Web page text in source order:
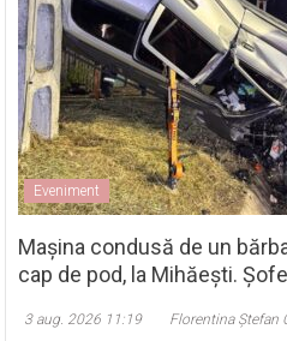
Eveniment
Mașina condusă de un
cap de pod, la Mihăești.
3 aug. 2026 11:19 Florentina Ștefan